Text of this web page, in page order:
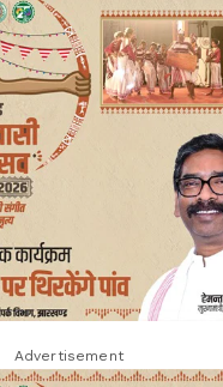
Advertisement